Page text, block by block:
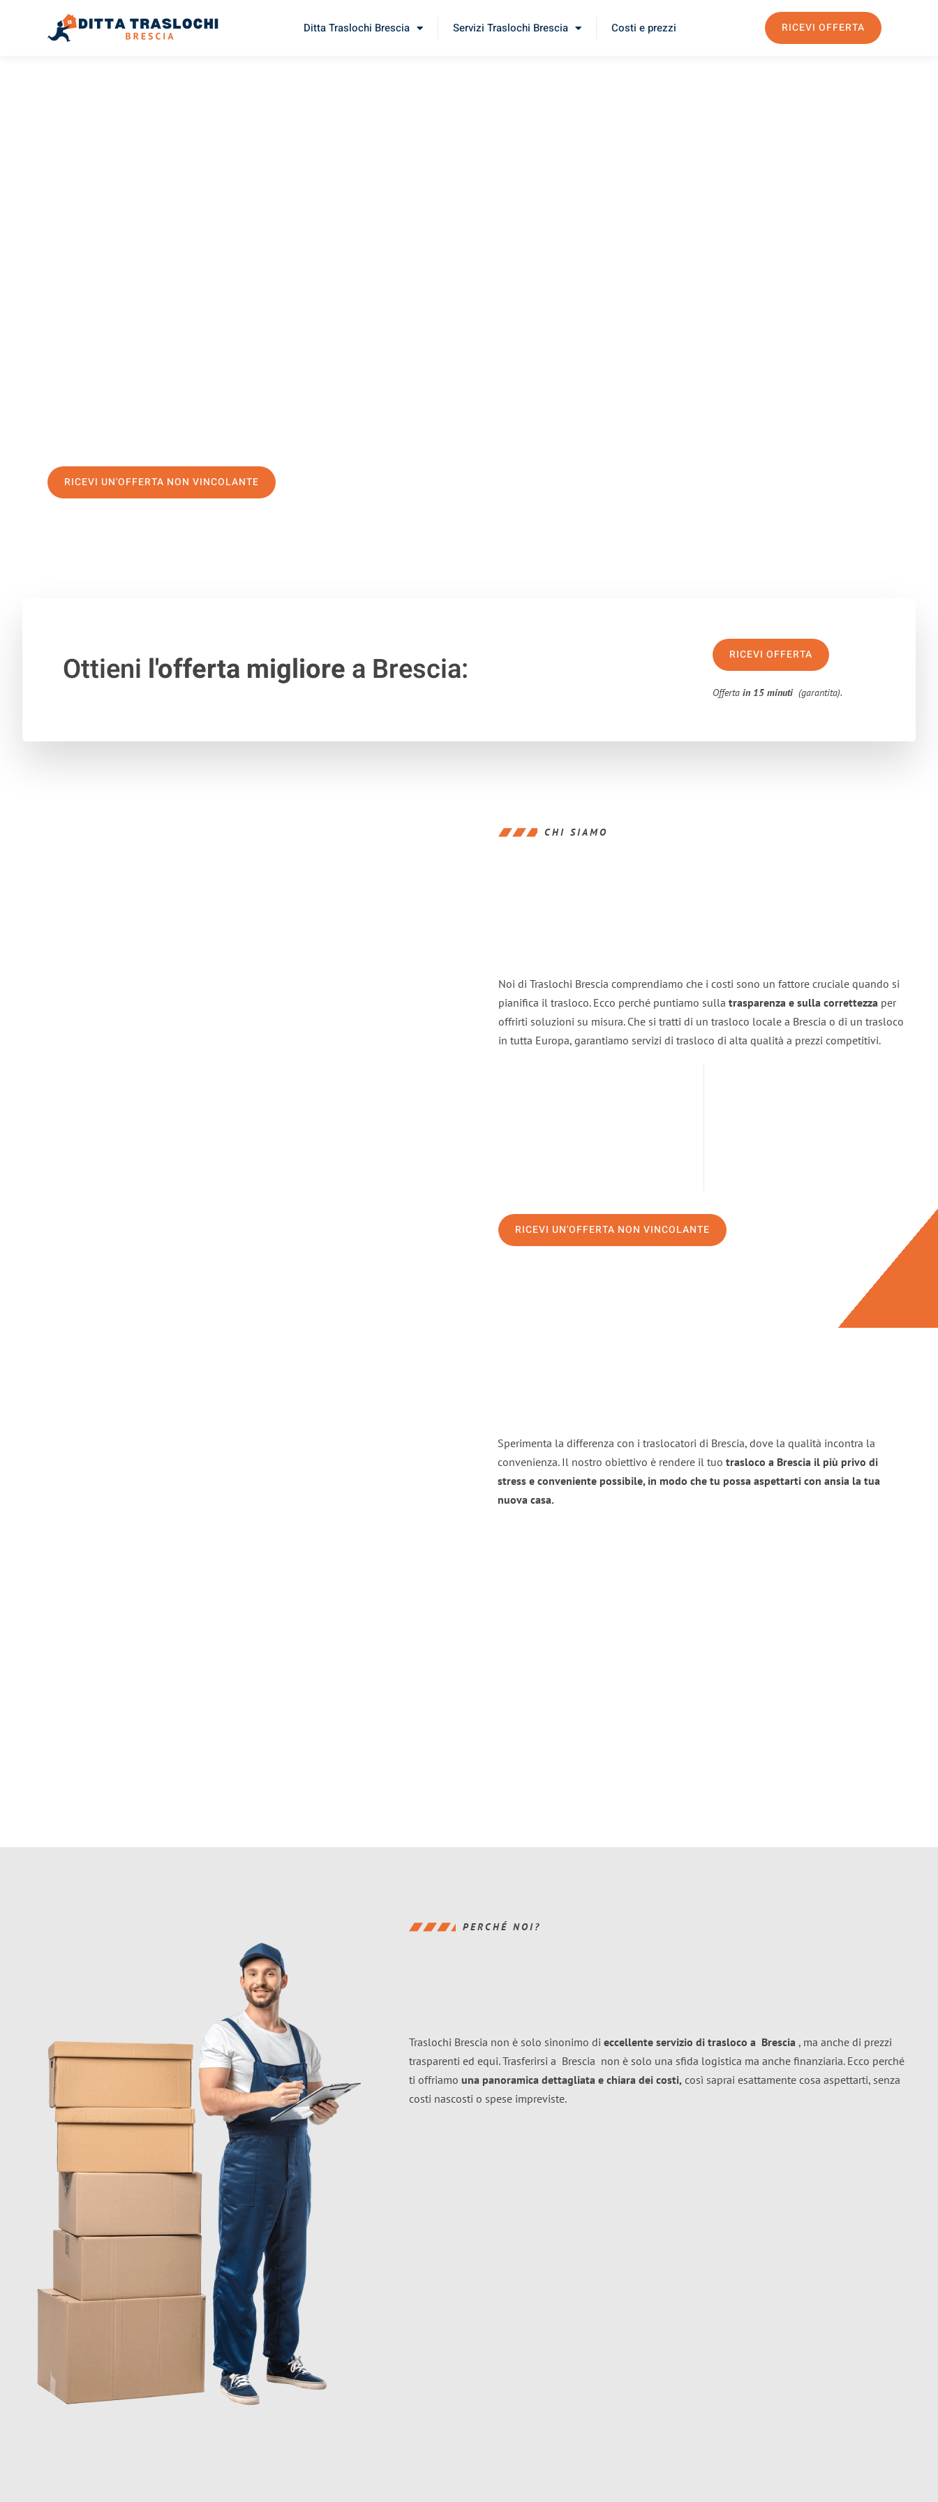
Ditta Traslochi Brescia Servizi Traslochi Brescia Costi e prezzi RICEVI OFFERTA
RICEVI UN'OFFERTA NON VINCOLANTE
Ottieni l'offerta migliorea Brescia: RICEVI OFFERTA
Offertain 15 minuti (garantita).
CHI SIAMO
Noi di Traslochi Brescia comprendiamo che i costi sono un fattore cruciale quando si
pianifica il trasloco. Ecco perché puntiamo sulla trasparenza e sulla correttezza per
offrirti soluzioni su misura. Che si tratti di un trasloco locale a Brescia o di un trasloco
in tutta Europa, garantiamo servizi di trasloco di alta qualità a prezzi competitivi.
RICEVI UN'OFFERTA NON VINCOLANTE
Sperimenta la differenza con i traslocatori di Brescia, dove la qualità incontra la
convenienza. Il nostro obiettivo è rendere il tuo trasloco a Brescia il più privo di
stress e conveniente possibile, in modo che tu possa aspettarti con ansia la tua
nuova casa.
PERCHÉ NOI?
Traslochi Brescia non è solo sinonimo di eccellente servizio di trasloco a Brescia , ma anche di prezzi
trasparenti ed equi. Trasferirsi a Brescia non è solo una sfida logistica ma anche finanziaria. Ecco perché
ti offriamo una panoramica dettagliata e chiara dei costi, così saprai esattamente cosa aspettarti, senza
costi nascosti o spese impreviste.